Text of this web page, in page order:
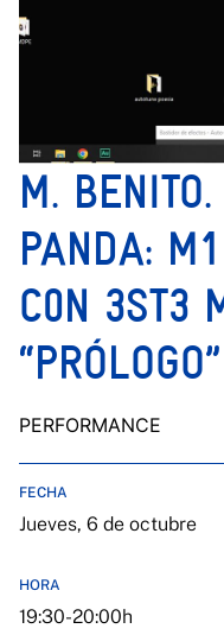
M.
PANDA:
C0N 3ST3
“PRÓLOGO”
PERFORMANCE
FECHA
Jueves, 6 de octubre
HORA
19:30-20:00h